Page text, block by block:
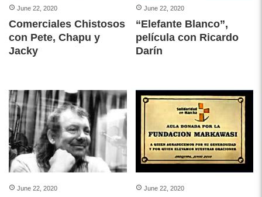
June 22, 2020
Comerciales Chistosos
con Pete, Chapu y
Jacky
June 22, 2020
“Elefante Blanco”,
película con Ricardo
Darín
June 22, 2020 June 22, 2020